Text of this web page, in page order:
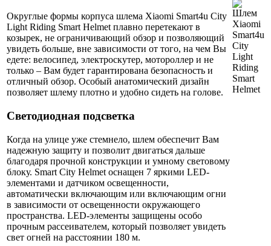
Округлые формы корпуса шлема Xiaomi Smart4u City
Light Riding Smart Helmet плавно перетекают в
козырек, не ограничивающий обзор и позволяющий
увидеть больше, вне зависимости от того, на чем Вы
едете: велосипед, электроскутер, мотороллер и не
только – Вам будет гарантирована безопасность и
отличный обзор. Особый анатомический дизайн
позволяет шлему плотно и удобно сидеть на голове.
Светодиодная подсветка
Когда на улице уже стемнело, шлем обеспечит Вам
надежную защиту и позволит двигаться дальше
благодаря прочной конструкции и умному световому
блоку. Smart City Helmet оснащен 7 яркими LED-
элементами и датчиком освещенности,
автоматически включающим или включающим огни
в зависимости от освещенности окружающего
пространства. LED-элементы защищены особо
прочным рассеивателем, который позволяет увидеть
свет огней на расстоянии 180 м.